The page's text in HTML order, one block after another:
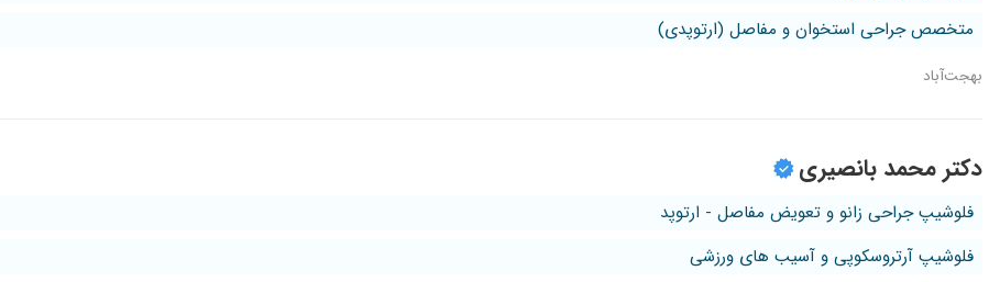
متخصص جراحی استخوان و مفاصل (ارتوپدی)
بهجت‌آباد
دکتر محمد بانصیری
فلوشیپ جراحی زانو و تعویض مفاصل - ارتوپد
فلوشیپ آرتروسکوپی و آسیب های ورزشی